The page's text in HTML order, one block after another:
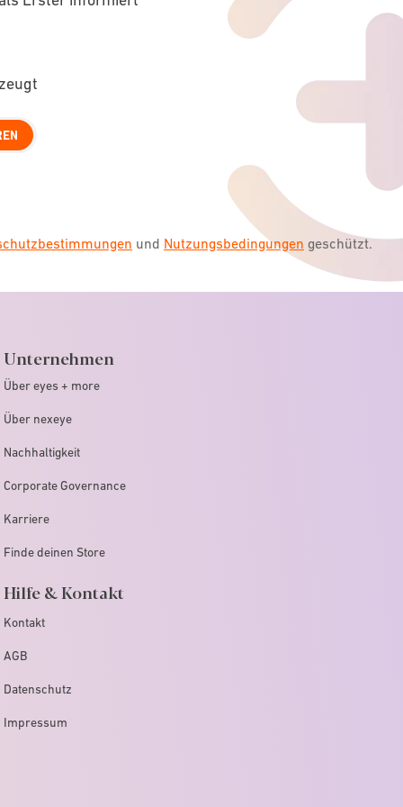
und Nutzungsbedingungen geschützt.
Unternehmen
Über eyes + more
Über nexeye
Nachhaltigkeit
Corporate Governance
Karriere
Finde deinen Store
Hilfe & Kontakt
Kontakt
AGB
Datenschutz
Impressum